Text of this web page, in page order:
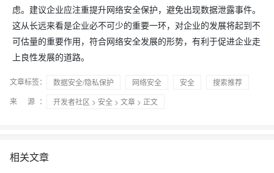
虑。建议企业应注重提升网络安全保护，避免出现数据泄露事件。
这从长远来看是企业必不可少的重要一环，对企业的发展将起到不
可估量的重要作用，符合网络安全发展的形势，有利于促进企业走
上良性发展的道路。
文章标签： 数据安全/隐私保护 网络安全 安全
搜索推荐
来 源：
开发者社区 > 安全 > 文章 > 正文
相关文章